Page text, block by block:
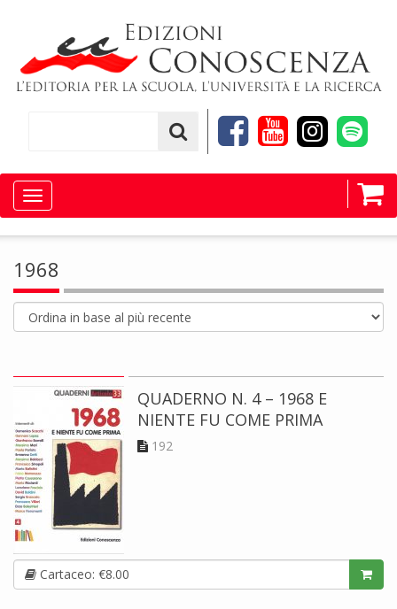
Toggle
navigation
1968
QUADERNO N. 4 – 1968 E
NIENTE FU COME PRIMA
192
Cartaceo: €8.00